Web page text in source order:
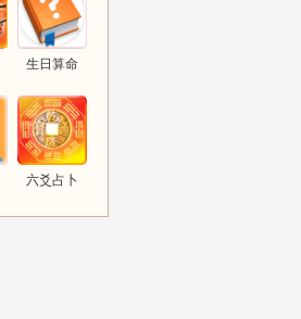
生日算命
六爻占卜